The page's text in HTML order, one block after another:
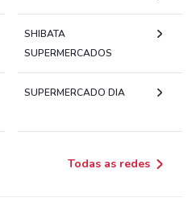
SHIBATA
SUPERMERCADOS
SUPERMERCADO DIA
Todas as redes